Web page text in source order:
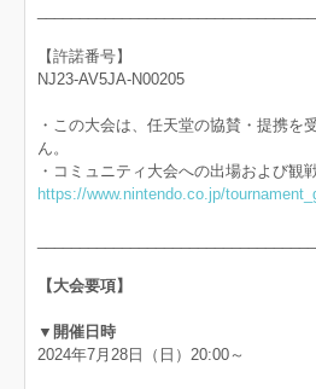
【許諾番号】
NJ23-AV5JA-N00205
・この大会は、任天堂の協賛・提携を
ん。
・コミュニティ大会への出場および観
https://www.nintendo.co.jp/
【大会要項】
▼開催日時
2024年7月28日（日）20:00～